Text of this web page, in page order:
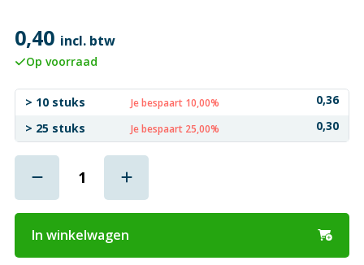
0,40 incl. btw
Op voorraad
> 10 stuks Je bespaart 10,00%
0,36
> 25 stuks
Je bespaart 25,00% 0,30
In winkelwagen